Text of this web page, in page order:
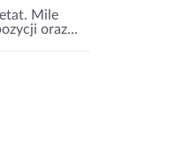
Mile
oraz...